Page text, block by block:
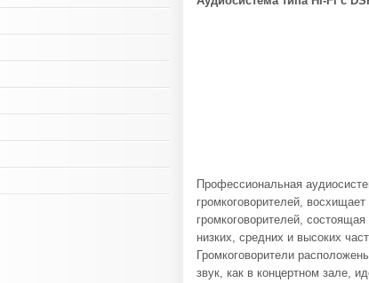
Профессиональная
громкоговорителей,
громкоговорителей,
низких, средних и высоких
Громкоговорители
звук, как в концертном зале,